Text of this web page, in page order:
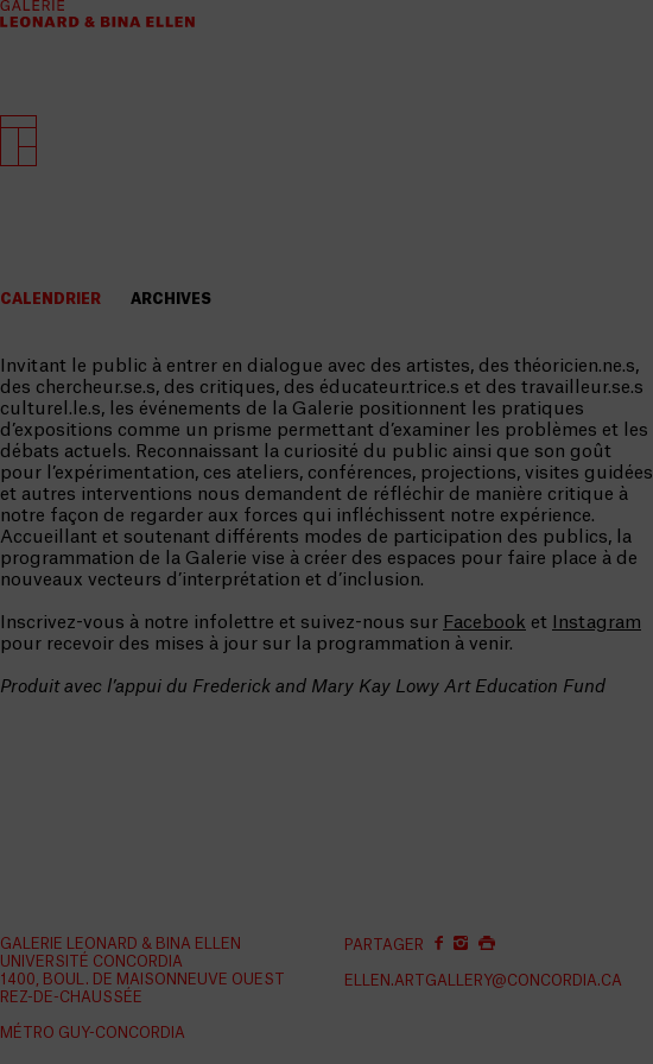
CALENDRIER ARCHIVES
Invitant le public à entrer en dialogue avec des artistes, des théoricien.ne.s,
des chercheur.se.s, des critiques, des éducateur.trice.s et des travailleur.se.s
culturel.le.s, les événements de la Galerie positionnent les pratiques
d’expositions comme un prisme permettant d’examiner les problèmes et les
débats actuels. Reconnaissant la curiosité du public ainsi que son goût
pour l’expérimentation, ces ateliers, conférences, projections, visites guidées
et autres interventions nous demandent de réfléchir de manière critique à
notre façon de regarder aux forces qui infléchissent notre expérience.
Accueillant et soutenant différents modes de participation des publics, la
programmation de la Galerie vise à créer des espaces pour faire place à de
nouveaux vecteurs d’interprétation et d’inclusion.
Inscrivez-vous à notre infolettre et suivez-nous sur Facebook et
Instagram
pour recevoir des mises à jour sur la programmation à venir.
Produit avec l’appui du Frederick and Mary Kay Lowy Art Education Fund
GALERIE LEONARD & BINA ELLEN
UNIVERSITÉ CONCORDIA
1400, BOUL. DE MAISONNEUVE OUEST
REZ-DE-CHAUSSÉE
MÉTRO GUY-CONCORDIA
PARTAGER
ELLEN.ARTGALLERY@CONCORDIA.CA